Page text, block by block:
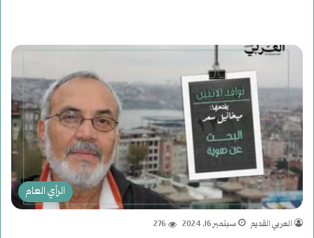
الرأي العام
العربي القديم سبتمبر 16, 2024 276